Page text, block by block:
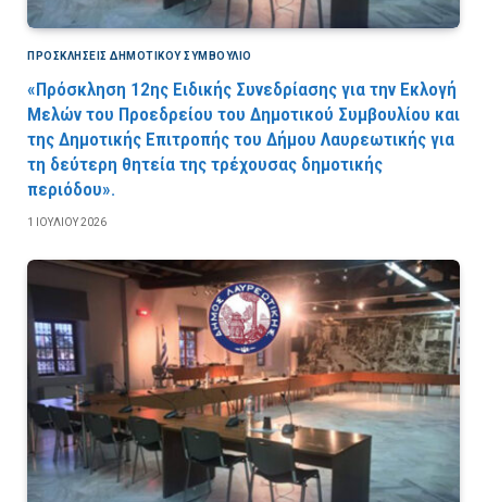
ΠΡΟΣΚΛΉΣΕΙΣ ΔΗΜΟΤΙΚΟΎ ΣΥΜΒΟΎΛΙΟ
«Πρόσκληση 12ης Ειδικής Συνεδρίασης για την Εκλογή
Μελών του Προεδρείου του Δημοτικού Συμβουλίου και
της Δημοτικής Επιτροπής του Δήμου Λαυρεωτικής για
τη δεύτερη θητεία της τρέχουσας δημοτικής
περιόδου».
1 ΙΟΥΛΊΟΥ 2026